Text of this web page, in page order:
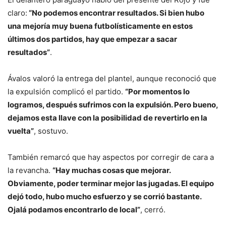
claro: “No podemos encontrar resultados. Si bien hubo
una mejoría muy buena futbolísticamente en estos
últimos dos partidos, hay que empezar a sacar
resultados”.
Ávalos valoró la entrega del plantel, aunque reconoció que
la expulsión complicó el partido. “Por momentos lo
logramos, después sufrimos con la expulsión. Pero bueno,
dejamos esta llave con la posibilidad de revertirlo en la
vuelta”, sostuvo.
También remarcó que hay aspectos por corregir de cara a
la revancha. “Hay muchas cosas que mejorar.
Obviamente, poder terminar mejor las jugadas. El equipo
dejó todo, hubo mucho esfuerzo y se corrió bastante.
Ojalá podamos encontrarlo de local”, cerró.